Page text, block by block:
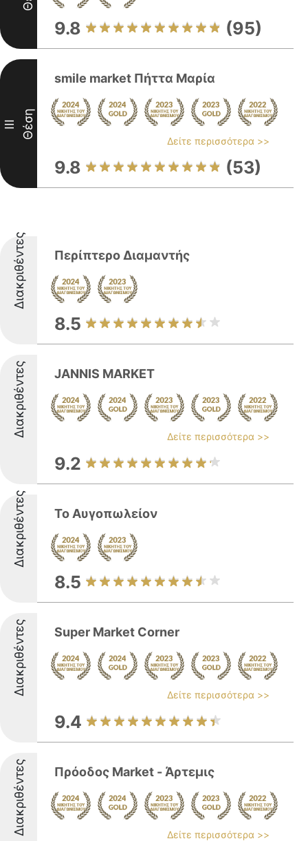
9.8 (95)
III Θέση
smile market Πήττα Μαρία
Δείτε περισσότερα >>
9.8 (53)
Διακριθέντες Περίπτερο Διαμαντής
8.5
Διακριθέντες JANNIS MARKET
Δείτε περισσότερα >>
9.2
Διακριθέντες Το Αυγοπωλείον
8.5
Διακριθέντες Super Market Corner
Δείτε περισσότερα >>
9.4
Διακριθέντες Πρόοδος Market - Άρτεμις
Δείτε περισσότερα >>